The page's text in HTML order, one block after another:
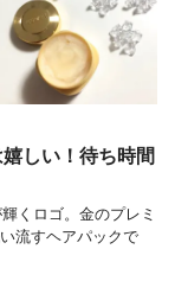
しい！待ち時間
くロゴ。金のプレミ
流すヘアパックで